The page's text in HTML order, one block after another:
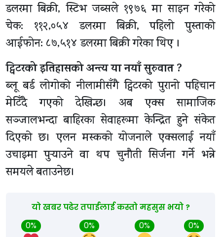
डलरमा बिक्री, स्टिभ जब्सले १९७६ मा साइन गरेको
चेक: ११२,०५४ डलरमा बिक्री, पहिलो पुस्ताको
आईफोन: ८७,५१४ डलरमा बिक्री गरेका थिए ।
ट्विटरको इतिहासको अन्त्य या नयाँ सुरुवात ?
ब्लू बर्ड लोगोको नीलामीसँगै ट्विटरको पुरानो पहिचान
मेटिँदै गएको देखिन्छ। अब एक्स सामाजिक
सञ्जालभन्दा बाहिरका सेवाहरूमा केन्द्रित हुने संकेत
दिएको छ। एलन मस्कको योजनाले एक्सलाई नयाँ
उचाइमा पुर्‍याउने वा थप चुनौती सिर्जना गर्ने भन्ने
समयले बताउनेछ।
यो खबर पढेर तपाईलाई कस्तो महसुस भयो ?
0%
0% 0% 0%